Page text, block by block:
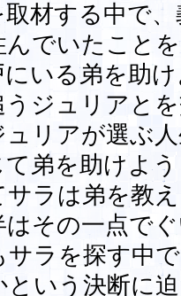
材する中で
んでいたこと
いる弟を助
ジュリアと
ュリアが選ぶ
弟を助けよ
ラは弟を教
はその一点で
ラを探す中
という決断に